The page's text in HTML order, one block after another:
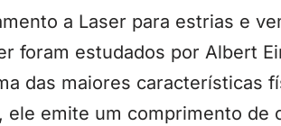
a Laser para estrias e
foram estudados por Albert
das maiores características
ele emite um comprimento de